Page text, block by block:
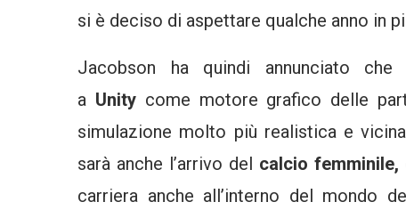
si è deciso di aspettare qualche anno in
Jacobson ha quindi annunciato che
a Unity come motore grafico delle
simulazione molto più realistica e
sarà anche l’arrivo del calcio femminile,
carriera anche all’interno del mondo